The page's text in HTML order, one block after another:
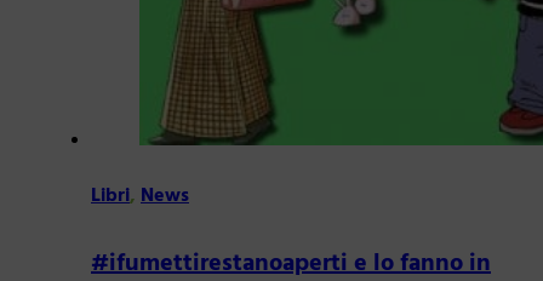
Libri,News
#ifumettirestanoaperti e lo fanno in